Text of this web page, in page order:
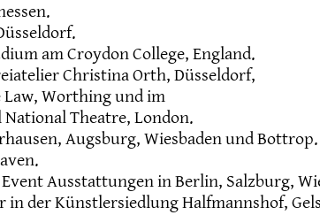
am Croydon College, England.
Christina Orth, Düsseldorf,
Law, Worthing und im
National Theatre, London.
Augsburg, Wiesbaden und
Ausstattungen in Berlin, Salzburg,
in der Künstlersiedlung Halfmannshof,